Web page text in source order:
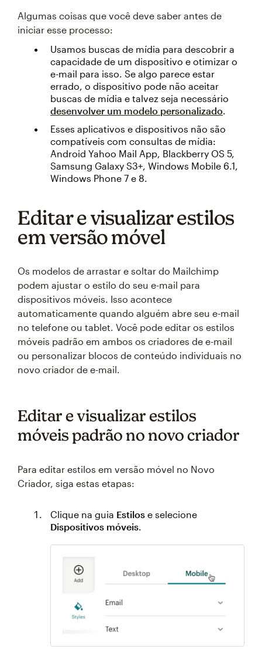
Algumas coisas que você deve saber antes de
iniciar esse processo:
Usamos buscas de mídia para descobrir a
capacidade de um dispositivo e otimizar o
e-mail para isso. Se algo parece estar
errado, o dispositivo pode não aceitar
buscas de mídia e talvez seja necessário
desenvolver um modelo personalizado.
Esses aplicativos e dispositivos não são
compatíveis com consultas de mídia:
Android Yahoo Mail App, Blackberry OS 5,
Samsung Galaxy S3+, Windows Mobile 6.1,
Windows Phone 7 e 8.
Editar e visualizar estilos
em versão móvel
Os modelos de arrastar e soltar do Mailchimp
podem ajustar o estilo do seu e-mail para
dispositivos móveis. Isso acontece
automaticamente quando alguém abre seu e-mail
no telefone ou tablet. Você pode editar os estilos
móveis padrão em ambos os criadores de e-mail
ou personalizar blocos de conteúdo individuais no
novo criador de e-mail.
Editar e visualizar estilos
móveis padrão no novo criador
Para editar estilos em versão móvel no Novo
Criador, siga estas etapas:
Clique na guia Estilos e selecione
Dispositivos móveis.